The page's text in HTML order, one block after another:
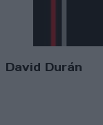
David Durán